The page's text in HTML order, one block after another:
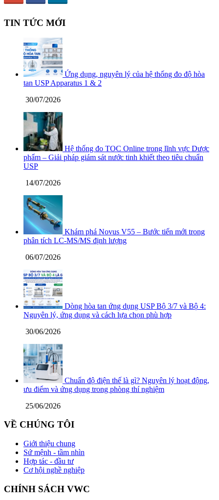
TIN TỨC MỚI
Ứng dụng, nguyên lý của hệ thống đo độ hòa
tan USP Apparatus 1 & 2
30/07/2026
Hệ thống đo TOC Online trong lĩnh vực Dược
phẩm – Giải pháp giám sát nước tinh khiết theo tiêu chuẩn
USP
14/07/2026
Khám phá Novus V55 – Bước tiến mới trong
phân tích LC-MS/MS định lượng
06/07/2026
Dòng hòa tan ứng dụng USP Bộ 3/7 và Bộ 4:
Nguyên lý, ứng dụng và cách lựa chọn phù hợp
30/06/2026
Chuẩn độ điện thế là gì? Nguyên lý hoạt động,
ưu điểm và ứng dụng trong phòng thí nghiệm
25/06/2026
VỀ CHÚNG TÔI
Giới thiệu chung
Sứ mệnh - tầm nhìn
Hợp tác - đầu tư
Cơ hội nghề nghiệp
CHÍNH SÁCH VWC